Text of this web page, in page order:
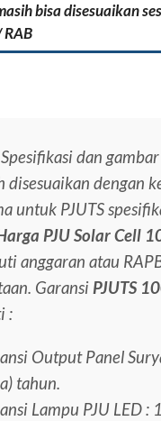
bisa disesuaikan
dan
disesuaikan dengan
untuk PJUTS
PJU Solar Cell
anggaran atau
Garansi PJUTS
:
Output Panel
tahun.
Lampu PJU LED :